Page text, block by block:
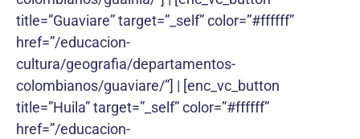
title=”Guaviare” target=”_self” color=”#ffffff”
href=”/educacion-
cultura/geografia/departamentos-
colombianos/guaviare/”] | [enc_vc_button
title=”Huila” target=”_self” color=”#ffffff”
href=”/educacion-